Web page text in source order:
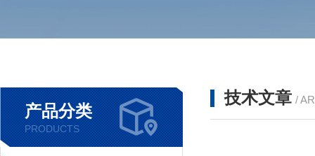
产品分类
PRODUCTS
技术文章 /